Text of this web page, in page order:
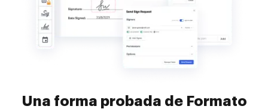
Una forma probada de Formato